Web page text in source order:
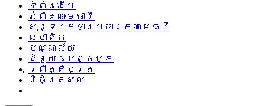
ទំព័រដើម
អំពីគណៈមេធាវី
សុន្ទរកថាប្រធានគណៈមេធាវី
សមាជិក
បណ្ណាល័យ
ជំនួយឧបត្ថម្ភ
ព្រឹត្តិបត្រ
វិចិត្រសាល